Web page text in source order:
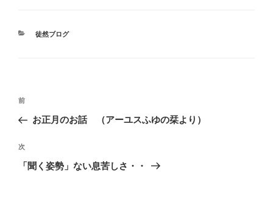
カ
徒然ブログ
投
ナ
ビ
ゲ
前
の
稿
前
お正月のお話 （アーユスふゆの栞より）
次
の
次
「聞く姿勢」ない息苦しさ・・